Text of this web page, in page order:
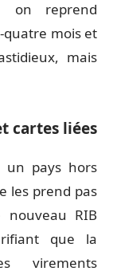
on reprend
quatre mois et
mais
cartes liées
un pays hors
les prend pas
RIB
que la
virements